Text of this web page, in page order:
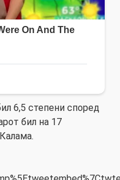
6,5 степени според
бил на 17